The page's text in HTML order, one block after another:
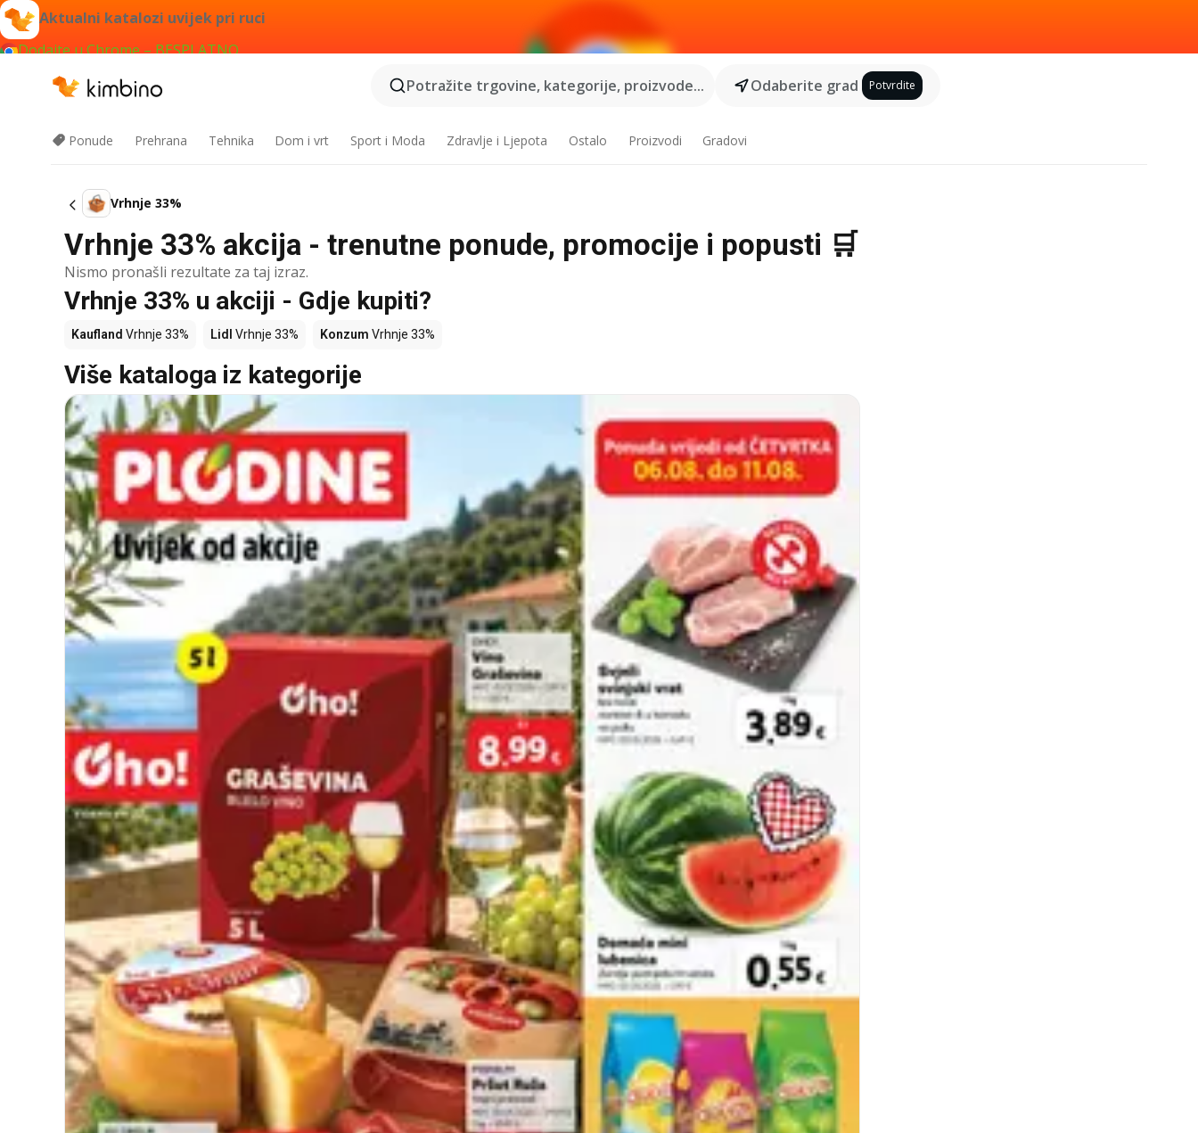
Aktualni katalozi uvijek pri ruci
Dodajte u Chrome – BESPLATNO
Potražite trgovine, kategorije, proizvode...
Odaberite grad Potvrdite
Ponude Prehrana Tehnika Dom i vrt Sport i Moda Zdravlje i Ljepota Ostalo Proizvodi Gradovi
Vrhnje 33%
Vrhnje 33% akcija - trenutne ponude, promocije i popusti 🛒
Nismo pronašli rezultate za taj izraz.
Vrhnje 33% u akciji - Gdje kupiti?
Kaufland Vrhnje 33% Lidl Vrhnje 33% Konzum Vrhnje 33%
Više kataloga iz kategorije